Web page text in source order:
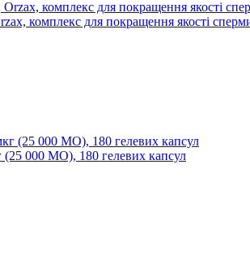
комплекс для покращення якості
(25 000 МО), 180 гелевих капсул